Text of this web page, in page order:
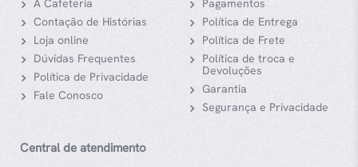
A Cafeteria
Contação de Histórias
Loja online
Dúvidas Frequentes
Política de Privacidade
Fale Conosco
Pagamentos
Política de Entrega
Política de Frete
Política de troca e
Devoluções
Garantia
Segurança e Privacidade
Central de atendimento